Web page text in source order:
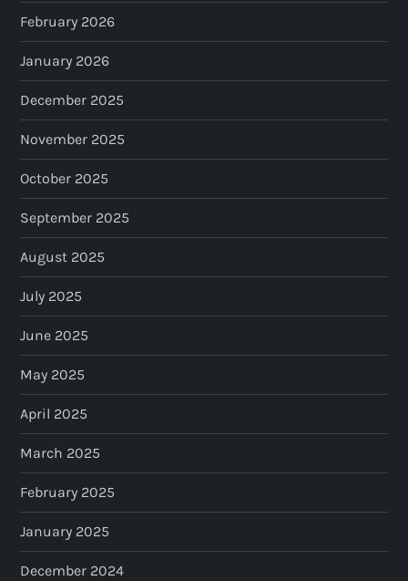
February 2026
January 2026
December 2025
November 2025
October 2025
September 2025
August 2025
July 2025
June 2025
May 2025
April 2025
March 2025
February 2025
January 2025
December 2024